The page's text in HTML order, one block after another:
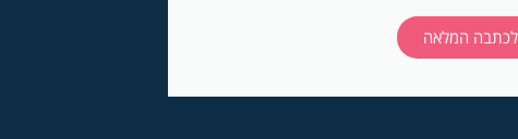
לכתבה המלאה